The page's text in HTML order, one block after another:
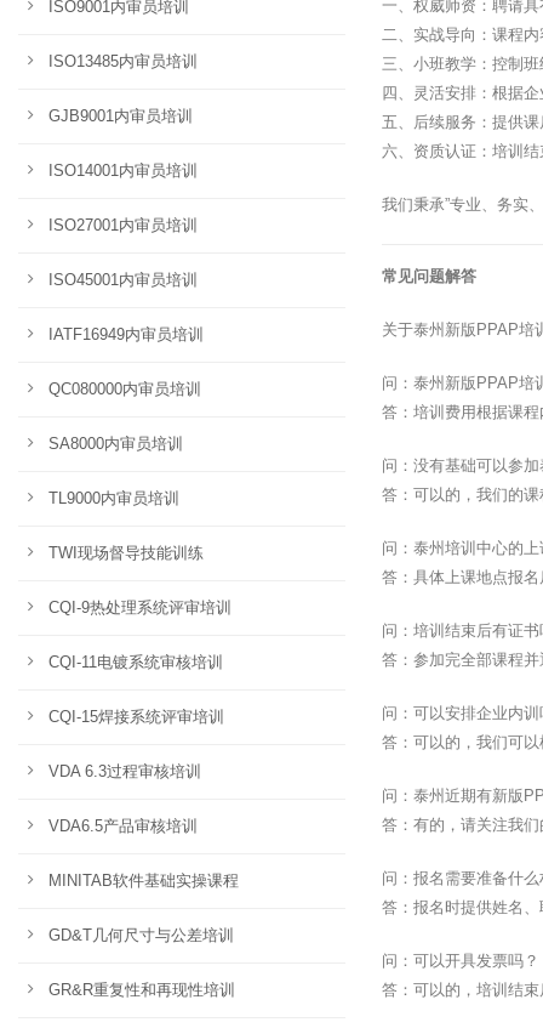
一、权威师资：聘请
二、实战导向：课程
三、小班教学：控制
四、灵活安排：根据
五、后续服务：提供
六、资质认证：培训
我们秉承”专业、务实
常见问题解答
关于泰州新版PPAP培
问：泰州新版PPAP培
答：培训费用根据课
问：没有基础可以参
答：可以的，我们的
问：泰州培训中心的
答：具体上课地点报
问：培训结束后有证书
答：参加完全部课程
问：可以安排企业内训
答：可以的，我们可
问：泰州近期有新版
答：有的，请关注我
问：报名需要准备什
答：报名时提供姓名
问：可以开具发票吗？
答：可以的，培训结
ISO9001内审员培训
ISO13485内审员培训
GJB9001内审员培训
ISO14001内审员培训
ISO27001内审员培训
ISO45001内审员培训
IATF16949内审员培训
QC080000内审员培训
SA8000内审员培训
TL9000内审员培训
TWI现场督导技能训练
CQI-9热处理系统评审培训
CQI-11电镀系统审核培训
CQI-15焊接系统评审培训
VDA 6.3过程审核培训
VDA6.5产品审核培训
MINITAB软件基础实操课程
GD&T几何尺寸与公差培训
GR&R重复性和再现性培训